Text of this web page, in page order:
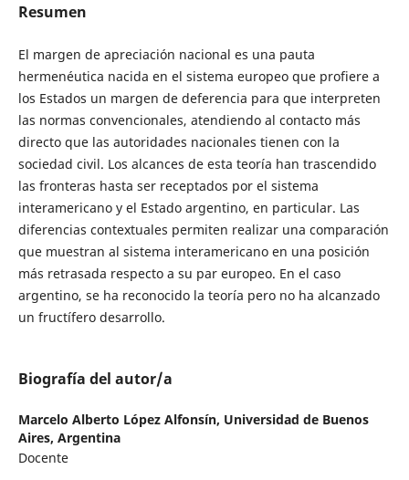
Resumen
El margen de apreciación nacional es una pauta
hermenéutica nacida en el sistema europeo que profiere a
los Estados un margen de deferencia para que interpreten
las normas convencionales, atendiendo al contacto más
directo que las autoridades nacionales tienen con la
sociedad civil. Los alcances de esta teoría han trascendido
las fronteras hasta ser receptados por el sistema
interamericano y el Estado argentino, en particular. Las
diferencias contextuales permiten realizar una comparación
que muestran al sistema interamericano en una posición
más retrasada respecto a su par europeo. En el caso
argentino, se ha reconocido la teoría pero no ha alcanzado
un fructífero desarrollo.
Biografía del autor/a
Marcelo Alberto López Alfonsín, Universidad de Buenos
Aires, Argentina
Docente